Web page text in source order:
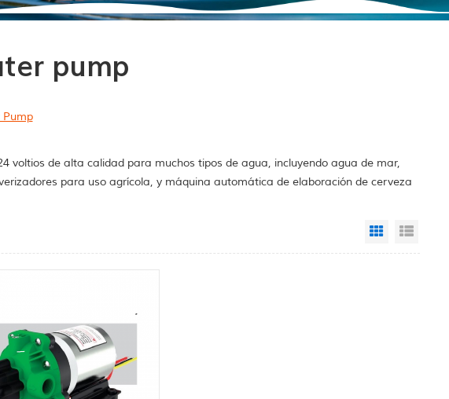
pump
Pump
voltios de alta calidad para muchos tipos de agua, incluyendo agua de mar,
para uso agrícola, y máquina automática de elaboración de cerveza
Grid View